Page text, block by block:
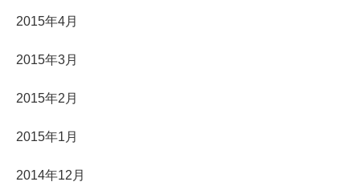
2015年4月
2015年3月
2015年2月
2015年1月
2014年12月